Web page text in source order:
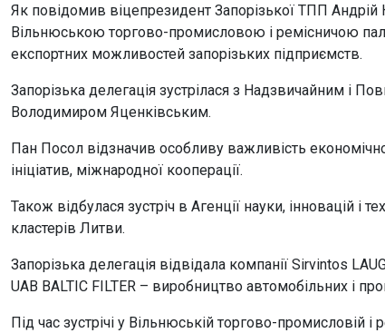
Як повідомив віцепрезидент Запорізької ТПП Андрій
Вільнюською торгово-промисловою і ремісничою
експортних можливостей запорізьких підприємств.
Запорізька делегація зустрілася з Надзвичайним і
Володимиром Яценківським.
Пан Посол відзначив особливу важливість
ініціатив, міжнародної кооперації.
Також відбулася зустріч в Агенції науки, інновацій
кластерів Литви.
Запорізька делегація відвідала компанії Sirvintos
UAB BALTIC FILTER – виробництво автомобільних і
Під час зустрічі у Вільнюській торгово-промисловій